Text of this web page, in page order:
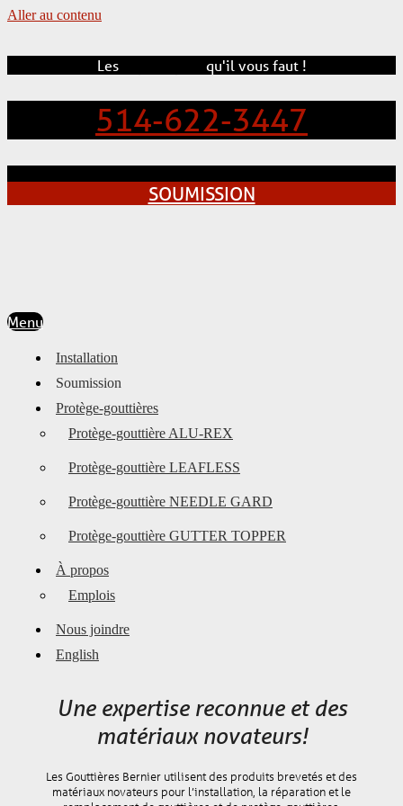
Aller au contenu
Les qu'il vous faut !
514-622-3447
SOUMISSION
Menu
Installation
Soumission
Protège-gouttières
Protège-gouttière ALU-REX
Protège-gouttière LEAFLESS
Protège-gouttière NEEDLE GARD
Protège-gouttière GUTTER TOPPER
À propos
Emplois
Nous joindre
English
Une expertise reconnue et des
matériaux novateurs!
Les Gouttières Bernier utilisent des produits brevetés et des
matériaux novateurs pour l’installation, la réparation et le